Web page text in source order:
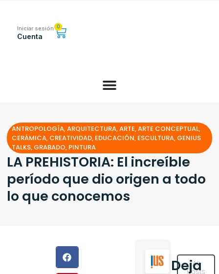
Iniciar sesión
Cuenta
0
ANTROPOLOGÍA,ARQUITECTURA,ARTE,ARTE CONCEPTUAL,
CERÁMICA, CREATIVIDAD, EDUCACIÓN, ESCULTURA, GENIUS
TALKS, GRABADO, PINTURA
LA PREHISTORIA: El increíble
período que dio origen a todo
lo que conocemos
All
Posts
Deja